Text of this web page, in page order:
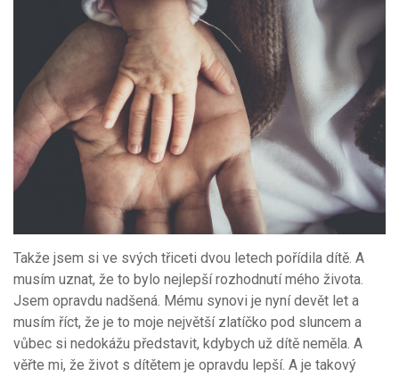
Takže jsem si ve svých třiceti dvou letech pořídila dítě. A
musím uznat, že to bylo nejlepší rozhodnutí mého života.
Jsem opravdu nadšená. Mému synovi je nyní devět let a
musím říct, že je to moje největší zlatíčko pod sluncem a
vůbec si nedokážu představit, kdybych už dítě neměla. A
věřte mi, že život s dítětem je opravdu lepší. A je takový